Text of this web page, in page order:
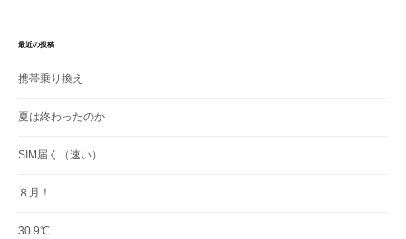
最近の投稿
携帯乗り換え
夏は終わったのか
SIM届く（速い）
８月！
30.9℃